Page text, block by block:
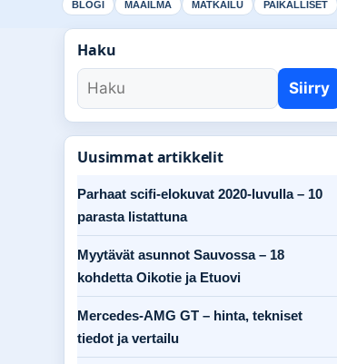
BLOGI MAAILMA MATKAILU PAIKALLISET
Haku
Siirry
Uusimmat artikkelit
Parhaat scifi-elokuvat 2020-luvulla – 10
parasta listattuna
Myytävät asunnot Sauvossa – 18
kohdetta Oikotie ja Etuovi
Mercedes-AMG GT – hinta, tekniset
tiedot ja vertailu